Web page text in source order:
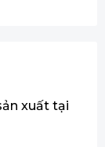
xuất tại